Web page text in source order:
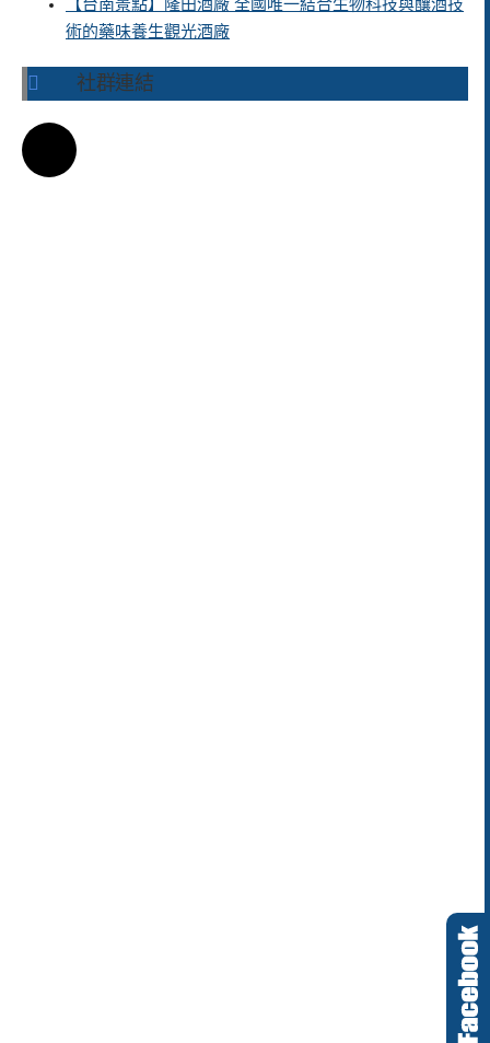
【台南景點】隆田酒廠 全國唯一結合生物科技與釀酒技
術的藥味養生觀光酒廠
社群連結